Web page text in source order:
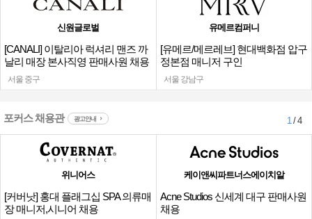
신원글로벌
[CANALI] 이탈리아 럭셔리 맨즈 까
날리 매장 본사직영 판매사원 채용
서울 중구
유메르컴퍼니
[유메르/메르레브] 현대백화점 압구
정본점 매니저 구인
서울 강남구
포커스 채용관 광고안내 1/ 4
위니어스
[커버낫] 홍대 플래그십 SPA 의류매
장 매니저,시니어 채용
케이앤씨파트너스에이치알
Acne Studios 신세계 대구 판매사원
채용